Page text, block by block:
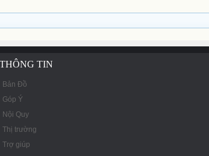
THÔNG TIN
Bản Đồ
Góp Ý
Nội Quy
Thị trường
Trợ giúp